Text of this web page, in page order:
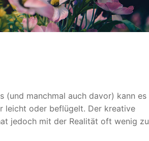
(und manchmal auch davor) kann es
leicht oder beflügelt. Der kreative
jedoch mit der Realität oft wenig zu